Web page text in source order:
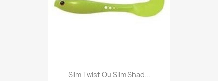
Slim Twist Ou Slim Shad...